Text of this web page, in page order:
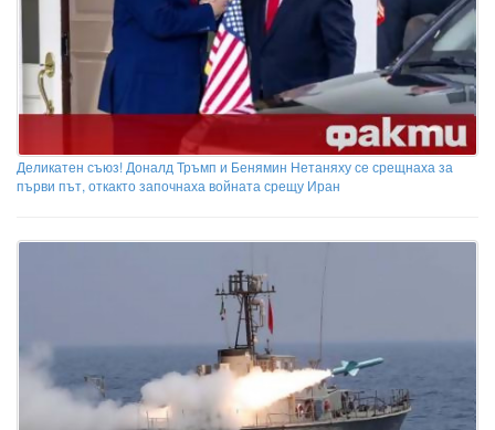
Деликатен съюз! Доналд Тръмп и Бенямин Нетаняху се срещнаха за
първи път, откакто започнаха войната срещу Иран